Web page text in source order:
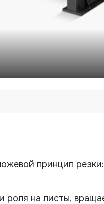
принцип резки:
на листы,